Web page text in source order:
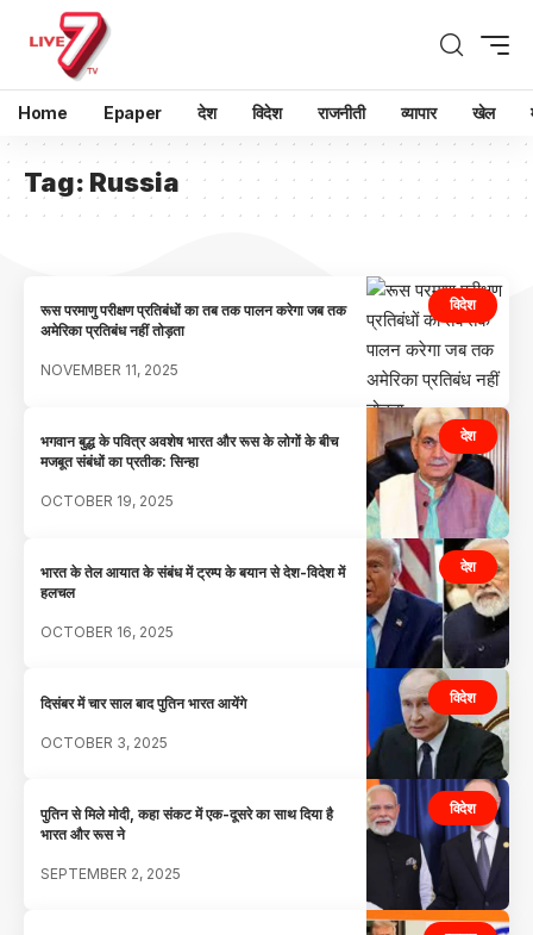
Home Epaper देश विदेश राजनीती व्यापार खेल
Tag: Russia
विदेश
रूस परमाणु परीक्षण प्रतिबंधों का तब तक पालन करेगा जब तक
अमेरिका प्रतिबंध नहीं तोड़ता
NOVEMBER 11, 2025
देश
भगवान बुद्ध के पवित्र अवशेष भारत और रूस के लोगों के बीच
मजबूत संबंधों का प्रतीक: सिन्हा
OCTOBER 19, 2025
देश
भारत के तेल आयात के संबंध में ट्रम्प के बयान से देश-विदेश में
हलचल
OCTOBER 16, 2025
विदेश
दिसंबर में चार साल बाद पुतिन भारत आयेंगे
OCTOBER 3, 2025
विदेश
पुतिन से मिले मोदी, कहा संकट में एक-दूसरे का साथ दिया है
भारत और रूस ने
SEPTEMBER 2, 2025